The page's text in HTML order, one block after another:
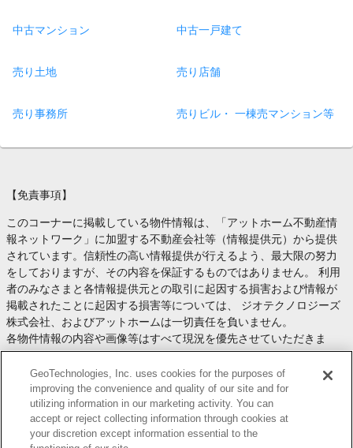
中古マンション 中古一戸建て
売り土地 売り店舗
売り事務所 売りビル・ 一棟売マンション等
【免責事項】
このコーナーに掲載している物件情報は、「アットホーム不動産情
報ネットワーク」に加盟する不動産会社等（情報提供元）から提供
されています。信頼性の高い情報提供が行えるよう、最大限の努力
をしておりますが、その内容を保証するものではありません。 利用
者のみなさまと各情報提供元との取引に起因する損害および情報が
掲載されたことに起因する損害等については、 ジオテクノロジーズ
株式会社、およびアットホームは一切責任を負いません。
各物件情報の内容や画像等はすべて現況を優先させていただきま
す。
お取引等（お取引の準備、資金調達等を含みます）の際には、内容
や契約条件等について、 各情報提供元より十分な説明を受け、ご自
身でご確認の上、判断してください。
このコーナーへの物件情報のご掲載、その他不動産業務ソリューシ
ョン等についての不動産会社様のお問合せはこちら
GeoTechnologies, Inc. uses cookies for the purposes of
improving the convenience and quality of our site and for
utilizing information in our marketing activity. You can
accept or reject collecting information through cookies at
your discretion except information essential to the